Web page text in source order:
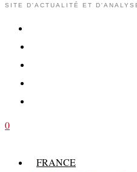
SITE D'ACTUALITÉ ET
0
FRANCE